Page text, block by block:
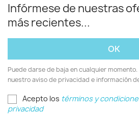
Infórmese de nuestras
más recientes...
Puede darse de baja en cualquier
nuestro aviso de privacidad e información
Acepto los términos y
privacidad